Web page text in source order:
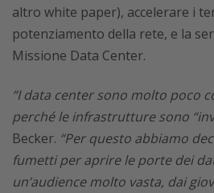
altro white paper), accelerare i
potenziamento della rete, e la
Missione Data Center.
“I data center sono molto poco
perché le infrastrutture sono
Becker. “Per questo abbiamo
fumetti per aprire le porte dei
un’audience molto vasta, dai